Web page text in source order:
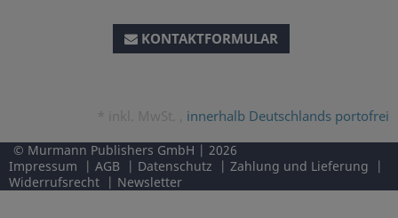
KONTAKTFORMULAR
innerhalb Deutschlands portofrei
Murmann Publishers GmbH
2026
Impressum
AGB Datenschutz
Zahlung und Lieferung
Widerrufsrecht
Newsletter